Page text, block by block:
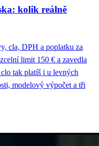
kolik reálně
cla, DPH a poplatku za
limit 150 € a zavedla
tak platíš i u levných
modelový výpočet a tři